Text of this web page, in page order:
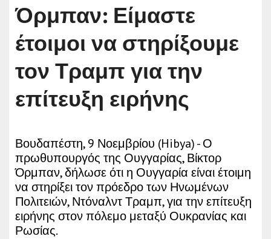
Όρμπαν: Είμαστε
έτοιμοι να στηρίξουμε
τον Τραμπ για την
επίτευξη ειρήνης
Βουδαπέστη, 9 Νοεμβρίου (Hibya) - Ο
πρωθυπουργός της Ουγγαρίας, Βίκτορ
Όρμπαν, δήλωσε ότι η Ουγγαρία είναι έτοιμη
να στηρίξει τον πρόεδρο των Ηνωμένων
Πολιτειών, Ντόναλντ Τραμπ, για την επίτευξη
ειρήνης στον πόλεμο μεταξύ Ουκρανίας και
Ρωσίας.